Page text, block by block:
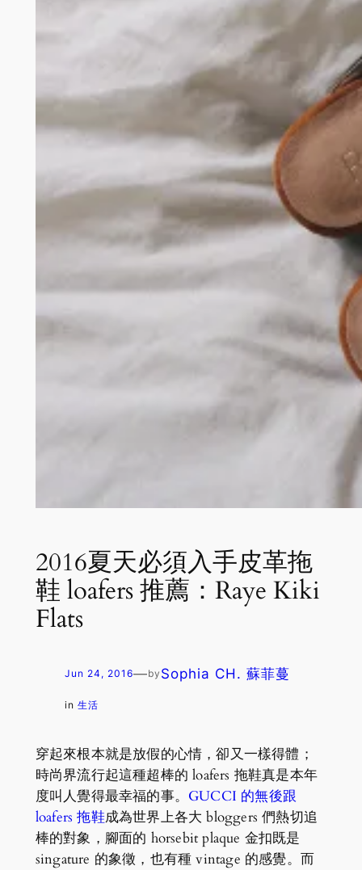
2016夏天必須入手皮革拖
鞋 loafers 推薦：Raye Kiki
Flats
Jun 24, 2016—by Sophia CH. 蘇菲蔓
in 生活
穿起來根本就是放假的心情，卻又一樣得體；
時尚界流行起這種超棒的 loafers 拖鞋真是本年
度叫人覺得最幸福的事。 GUCCI 的無後跟
loafers 拖鞋成為世界上各大 bloggers 們熱切追
棒的對象，腳面的 horsebit plaque 金扣既是
singature 的象徵，也有種 vintage 的感覺。而